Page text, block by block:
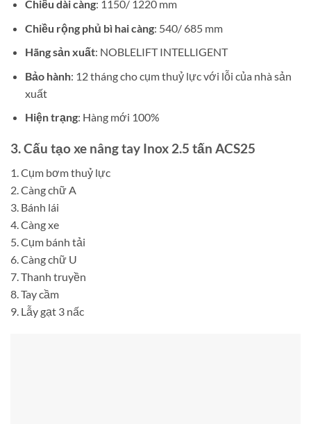
Chiều dài càng: 1150/ 1220 mm
Chiều rộng phủ bì hai càng: 540/ 685 mm
Hãng sản xuất: NOBLELIFT INTELLIGENT
Bảo hành: 12 tháng cho cụm thuỷ lực với lỗi của nhà sản
xuất
Hiện trạng: Hàng mới 100%
3. Cấu tạoxe nâng tay Inox 2.5 tấn ACS25
1. Cụm bơm thuỷ lực
2. Càng chữ A
3. Bánh lái
4. Càng xe
5. Cụm bánh tải
6. Càng chữ U
7. Thanh truyền
8. Tay cầm
9. Lẫy gạt 3 nấc